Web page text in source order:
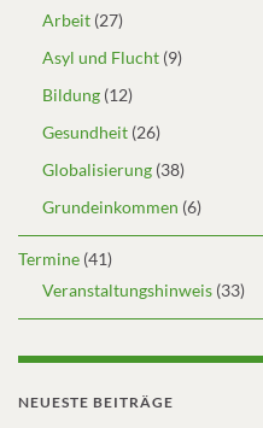
Arbeit (27)
Asyl und Flucht (9)
Bildung (12)
Gesundheit (26)
Globalisierung (38)
Grundeinkommen (6)
Termine (41)
Veranstaltungshinweis (33)
NEUESTE BEITRÄGE